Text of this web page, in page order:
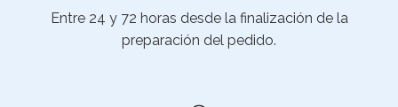
Entre 24 y 72 horas desde la finalización de la
preparación del pedido.